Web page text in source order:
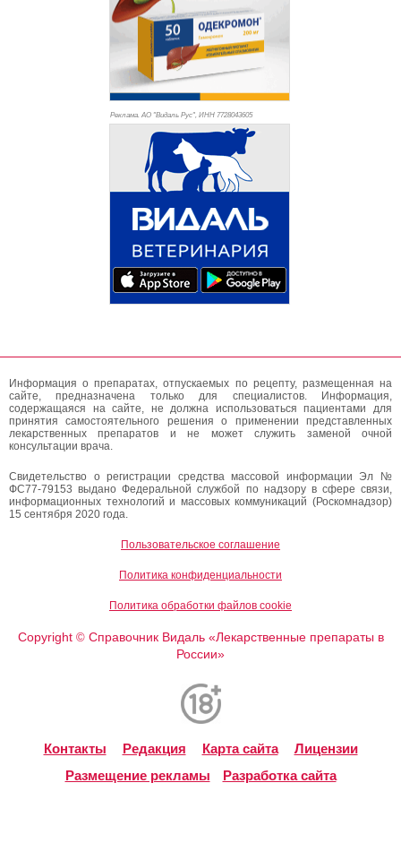
Реклама. АО "Видаль Рус", ИНН 7728043605
Информация о препаратах, отпускаемых по рецепту, размещенная на
сайте, предназначена только для специалистов. Информация,
содержащаяся на сайте, не должна использоваться пациентами для
принятия самостоятельного решения о применении представленных
лекарственных препаратов и не может служить заменой очной
консультации врача.
Свидетельство о регистрации средства массовой информации Эл №
ФС77-79153 выдано Федеральной службой по надзору в сфере связи,
информационных технологий и массовых коммуникаций (Роскомнадзор)
15 сентября 2020 года.
Пользовательское соглашение
Политика конфиденциальности
Политика обработки файлов cookie
Copyright ©Справочник Видаль «Лекарственные препараты в
России»
Контакты Редакция Карта сайта
Лицензии
Размещение рекламы
Разработка сайта